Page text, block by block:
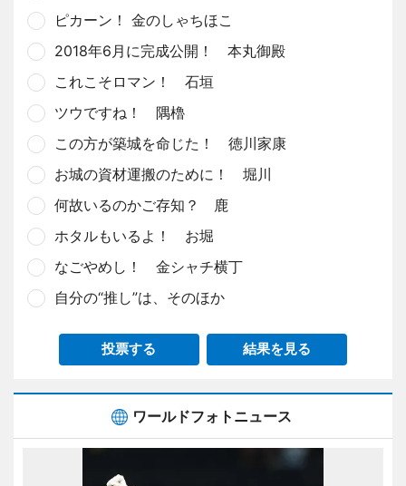
ピカーン！ 金のしゃちほこ
2018年6月に完成公開！ 本丸御殿
これこそロマン！ 石垣
ツウですね！ 隅櫓
この方が築城を命じた！ 徳川家康
お城の資材運搬のために！ 堀川
何故いるのかご存知？ 鹿
ホタルもいるよ！ お堀
なごやめし！ 金シャチ横丁
自分の“推し”は、そのほか
投票する 結果を見る
ワールドフォトニュース